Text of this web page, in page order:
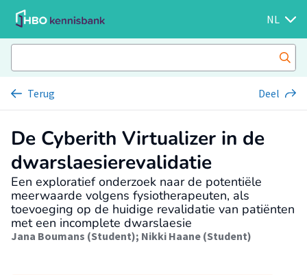
NL
Terug Deel
De Cyberith Virtualizer in de
dwarslaesierevalidatie
Een exploratief onderzoek naar de potentiële
meerwaarde volgens fysiotherapeuten, als
toevoeging op de huidige revalidatie van patiënten
met een incomplete dwarslaesie
Jana Boumans (Student); Nikki Haane (Student)